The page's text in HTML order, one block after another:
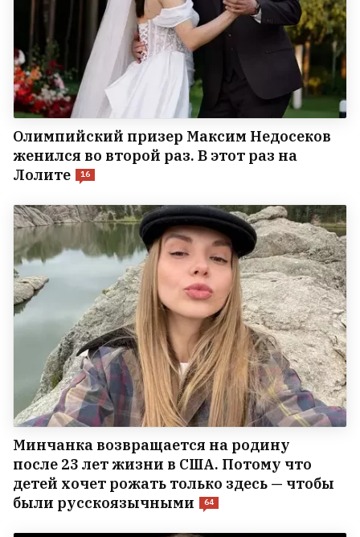
Олимпийский призер Максим Недосеков
женился во второй раз. В этот раз на
Лолите
16
Минчанка возвращается на родину
после 23 лет жизни в США. Потому что
детей хочет рожать только здесь — чтобы
были русскоязычными
64